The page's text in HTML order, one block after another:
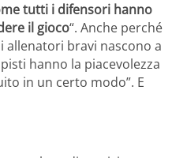
tutti i difensori hanno
il gioco“. Anche perché
allenatori bravi nascono a
hanno la piacevolezza
in un certo modo”. E